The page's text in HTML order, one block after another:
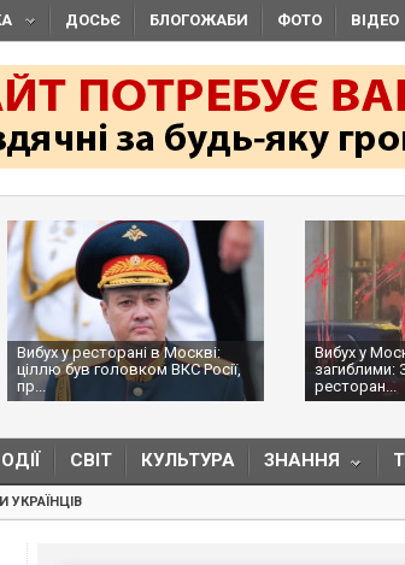
ДОСЬЄ БЛОГОЖАБИ ФОТО ВІДЕО
Вибух у ресторані в Москві:
ціллю був головком ВКС Росії,
пр...
Вибух у
загиблими:
ресторан...
СВІТ КУЛЬТУРА ЗНАННЯ
УКРАЇНЦІВ